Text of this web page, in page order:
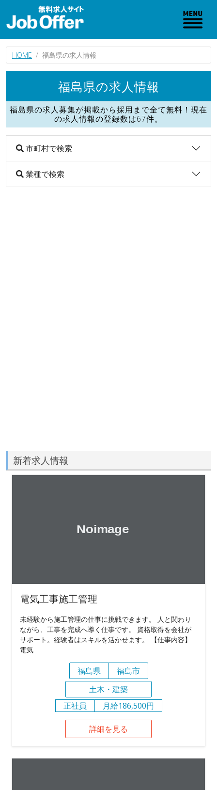
HOME 福島県の求人情報
福島県の求人情報
福島県の求人募集が掲載から採用まで全て無料！現在
の求人情報の登録数は67件。
市町村で検索
業種で検索
新着求人情報
電気工事施工管理
未経験から施工管理の仕事に挑戦できます。 人と関わり
ながら、工事を完成へ導く仕事です。 資格取得を会社が
サポート。経験者はスキルを活かせます。 【仕事内容】
電気
福島県
福島市
土木・建築
正社員
月給186,500円
詳細を見る